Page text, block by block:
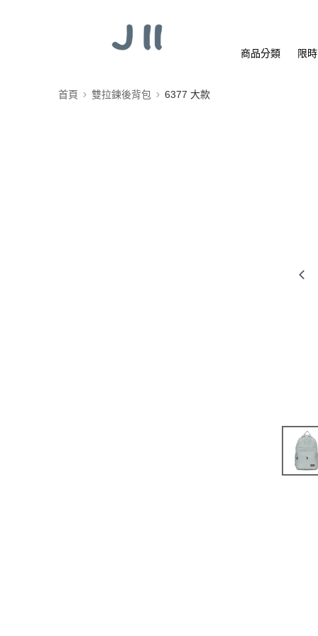
商品分類 限
首頁 雙拉鍊後背包 6377 大款